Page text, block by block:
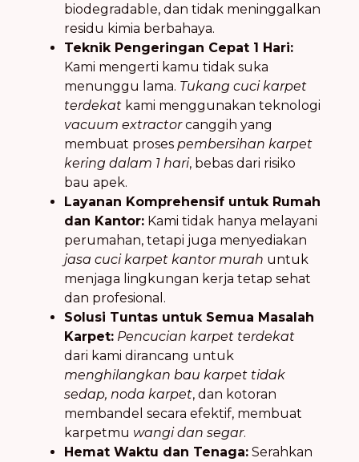
biodegradable, dan tidak meninggalkan
residu kimia berbahaya.
Teknik Pengeringan Cepat 1 Hari:
Kami mengerti kamu tidak suka
menunggu lama. Tukang cuci karpet
terdekat kami menggunakan teknologi
vacuum extractorcanggih yang
membuat proses pembersihan karpet
kering dalam 1 hari, bebas dari risiko
bau apek.
Layanan Komprehensif untuk Rumah
dan Kantor: Kami tidak hanya melayani
perumahan, tetapi juga menyediakan
jasa cuci karpet kantor murah untuk
menjaga lingkungan kerja tetap sehat
dan profesional.
Solusi Tuntas untuk Semua Masalah
Karpet: Pencucian karpet terdekat
dari kami dirancang untuk
menghilangkan bau karpet tidak
sedap, noda karpet, dan kotoran
membandel secara efektif, membuat
karpetmu wangi dan segar.
Hemat Waktu dan Tenaga: Serahkan